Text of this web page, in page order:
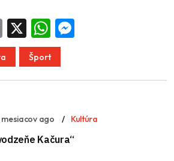
Email WhatsApp
Šport
mesiacov ago Kultúra
Kačura“